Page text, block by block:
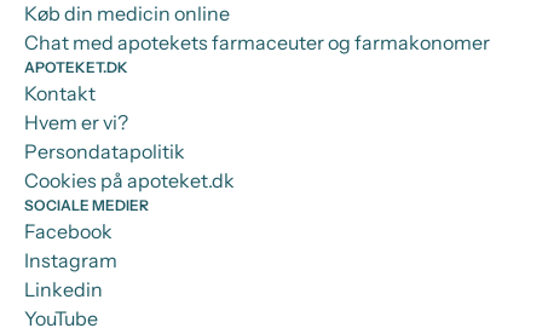
Køb din medicin online
Chat med apotekets farmaceuter og farmakonomer
APOTEKET.DK
Kontakt
Hvem er vi?
Persondatapolitik
Cookies på apoteket.dk
SOCIALE MEDIER
Facebook
Instagram
Linkedin
YouTube